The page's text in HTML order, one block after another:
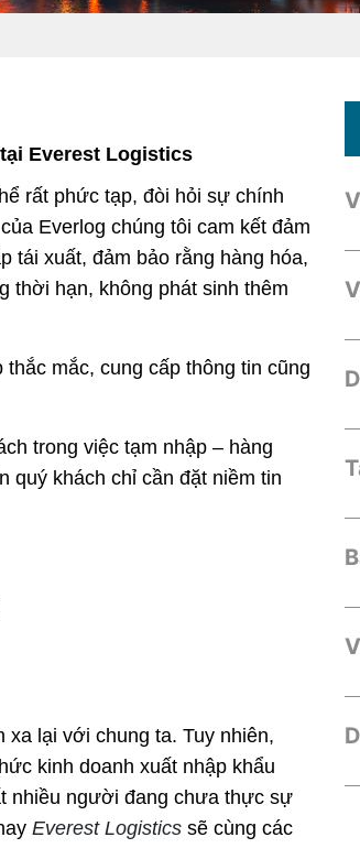
Everest Logistics
rất phức tạp, đòi hỏi sự chính
của Everlog chúng tôi cam kết đảm
tái xuất, đảm bảo rằng hàng hóa,
thời hạn, không phát sinh thêm
mắc, cung cấp thông tin cũng
trong việc tạm nhập – hàng
quý khách chỉ cần đặt niềm tin
xa lại với chung ta. Tuy nhiên,
kinh doanh xuất nhập khẩu
nhiều người đang chưa thực sự
Everest Logistics sẽ cùng các